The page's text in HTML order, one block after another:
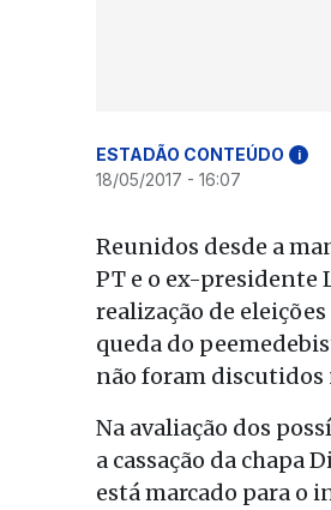
ESTADÃO CONTEÚDO i
18/05/2017 - 16:07
Reunidos desde a
PT e o ex-presidente
realização de
queda do
não foram discutidos
Na avaliação dos
a cassação da
está marcado para o